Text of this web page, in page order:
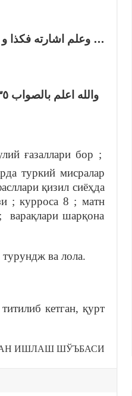
… وعلم اشارته فكذا
والله اعلم بالصواب
ғазаллари бор ;
туркий мисралар
қизил сиёҳда
; курроса 8 ; матн
шарқона
ва лола.
кетган, қурт
ИШЛАШ ШЎЪБАСИ